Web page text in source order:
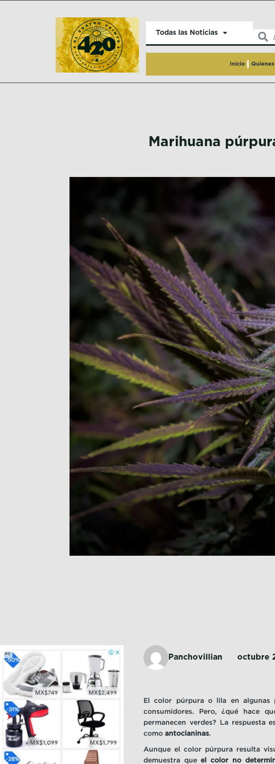
Todas las Noticias
Inicio
Marihuana
Panchovillian octubre
El color púrpura o lila en
consumidores. Pero, ¿qué hace
permanecen verdes? La respuesta
como antocianinas.
Aunque el color púrpura resulta
demuestra queel color no